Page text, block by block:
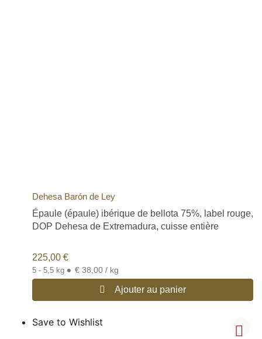
Dehesa Barón de Ley
Épaule (épaule) ibérique de bellota 75%, label rouge,
DOP Dehesa de Extremadura, cuisse entière
225,00 €
5 - 5,5 kg • € 38,00 / kg
Ajouter au panier
Save to Wishlist